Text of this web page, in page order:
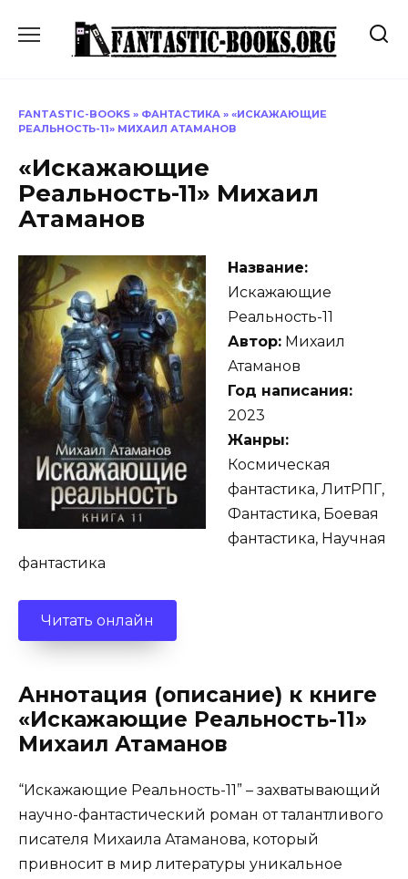
содержанию
FANTASTIC-BOOKS » ФАНТАСТИКА » «ИСКАЖАЮЩИЕ
РЕАЛЬНОСТЬ-11» МИХАИЛ АТАМАНОВ
«Искажающие
Реальность-11» Михаил
Атаманов
Название:
Искажающие
Реальность-11
Автор: Михаил
Атаманов
Год написания:
2023
Жанры:
Космическая
фантастика, ЛитРПГ,
Фантастика, Боевая
фантастика, Научная
фантастика
Читать онлайн
Аннотация (описание) к книге
«Искажающие Реальность-11»
Михаил Атаманов
“Искажающие Реальность-11” – захватывающий
научно-фантастический роман от талантливого
писателя Михаила Атаманова, который
привносит в мир литературы уникальное